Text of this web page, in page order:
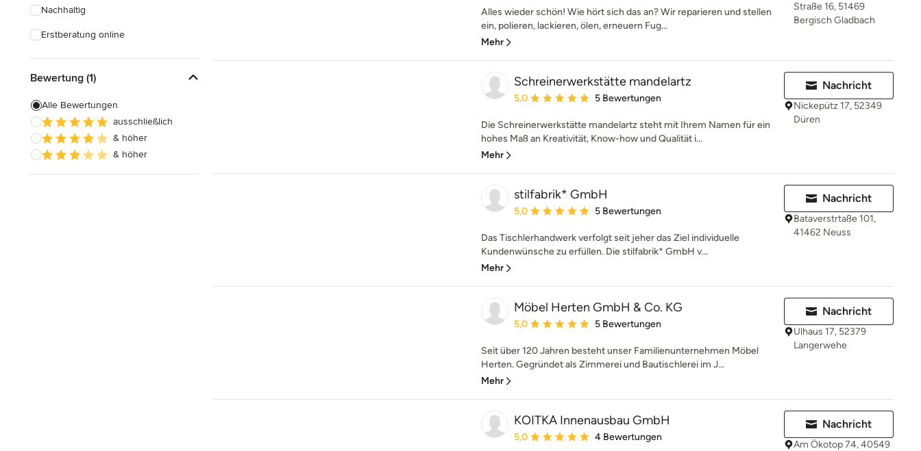
Nachhaltig
Erstberatung online
Bewertung (1)
Alle Bewertungen
ausschließlich
& höher
& höher
Alles wieder schön! Wie hört sich das an? Wir reparieren und stellen
ein, polieren, lackieren, ölen, erneuern Fug...
Mehr
Straße 16, 51469
Bergisch Gladbach
Schreinerwerkstätte mandelartz
Durchschnittliche Bewertung: 5 von 5 Sternen
5,0 5 Bewertungen
Die Schreinerwerkstätte mandelartz steht mit Ihrem Namen für ein
hohes Maß an Kreativität, Know-how und Qualität i...
Mehr
Nachricht
Nickepütz 17, 52349
Düren
stilfabrik* GmbH
Durchschnittliche Bewertung: 5 von 5 Sternen
5,0 5 Bewertungen
Das Tischlerhandwerk verfolgt seit jeher das Ziel individuelle
Kundenwünsche zu erfüllen. Die stilfabrik* GmbH v...
Mehr
Nachricht
Bataverstrtaße 101,
41462 Neuss
Möbel Herten GmbH & Co. KG
Durchschnittliche Bewertung: 5 von 5 Sternen
5,0 5 Bewertungen
Seit über 120 Jahren besteht unser Familienunternehmen Möbel
Herten. Gegründet als Zimmerei und Bautischlerei im J...
Mehr
Nachricht
Ulhaus 17, 52379
Langerwehe
KOITKA Innenausbau GmbH
Durchschnittliche Bewertung: 5 von 5 Sternen
5,0 4 Bewertungen
Nachricht
Am Ökotop 74, 40549